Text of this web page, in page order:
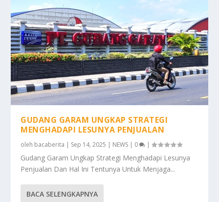
GUDANG GARAM UNGKAP STRATEGI
MENGHADAPI LESUNYA PENJUALAN
oleh bacaberita | Sep 14, 2025 | NEWS | 0 |
Gudang Garam Ungkap Strategi Menghadapi Lesunya
Penjualan Dan Hal Ini Tentunya Untuk Menjaga...
BACA SELENGKAPNYA